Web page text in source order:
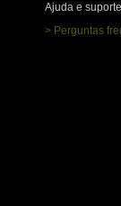
Ajuda e suporte
> Perguntas